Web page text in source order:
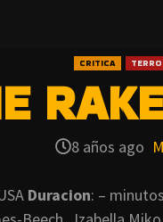
CRITICA
8 años ago
Duracion: –